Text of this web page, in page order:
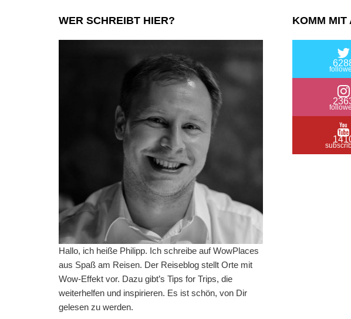
WER SCHREIBT HIER?
Hallo, ich heiße Philipp. Ich schreibe auf WowPlaces
aus Spaß am Reisen. Der Reiseblog stellt Orte mit
Wow-Effekt vor. Dazu gibt’s Tips for Trips, die
weiterhelfen und inspirieren. Es ist schön, von Dir
gelesen zu werden.
KOMM MIT